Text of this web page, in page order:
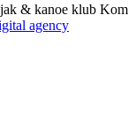
& kanoe klub
agency